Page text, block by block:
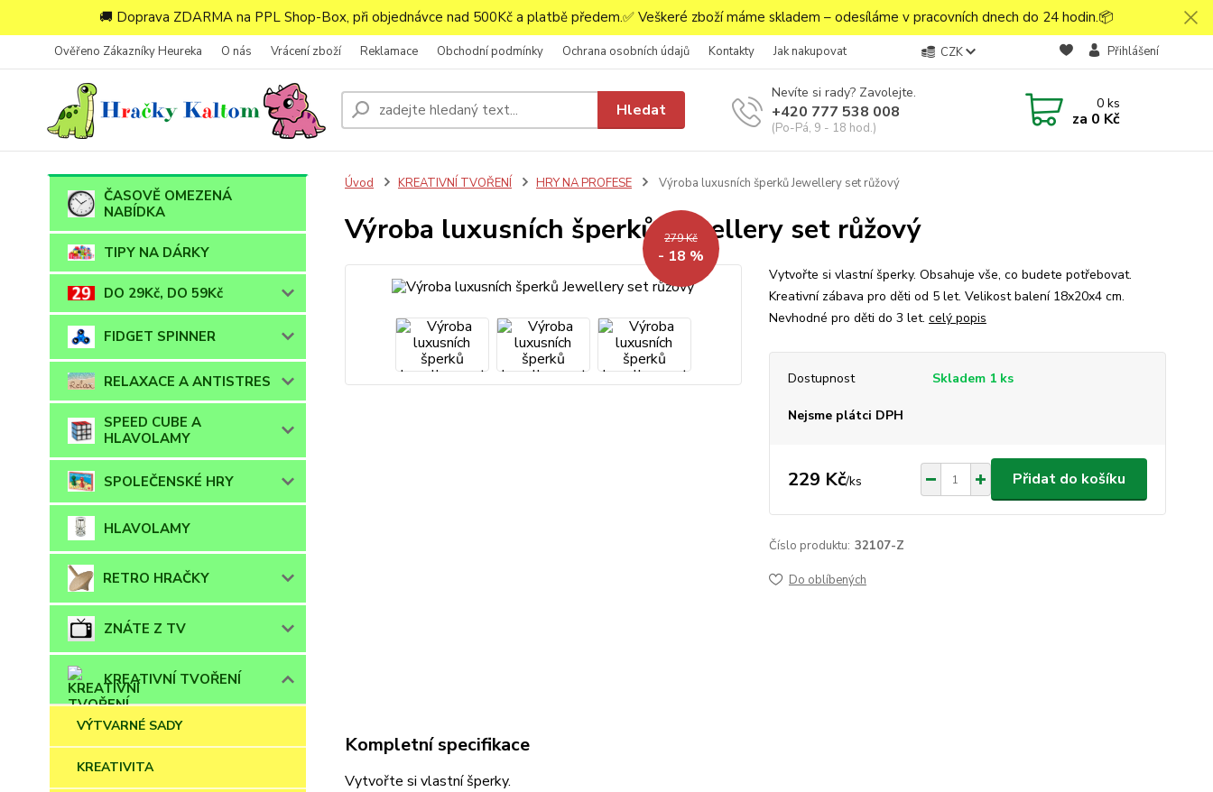
🚚 Doprava ZDARMA na PPL Shop-Box, při objednávce nad 500Kč a platbě předem.✅ Veškeré zboží máme skladem – odesíláme v pracovních dnech do 24 hodin.📦
Ověřeno Zákazníky Heureka O nás Vrácení zboží Reklamace Obchodní podmínky Ochrana osobních údajů Kontakty Jak nakupovat CZK Přihlášení
Hledat
Nevíte si rady? Zavolejte.
+420 777 538 008
(Po-Pá, 9 - 18 hod.)
0ks
za 0 Kč
ČASOVĚ OMEZENÁ
NABÍDKA
TIPY NA DÁRKY
DO 29Kč, DO 59Kč
FIDGET SPINNER
RELAXACE A ANTISTRES
SPEED CUBE A
HLAVOLAMY
SPOLEČENSKÉ HRY
HLAVOLAMY
RETRO HRAČKY
ZNÁTE Z TV
KREATIVNÍ TVOŘENÍ
VÝTVARNÉ SADY
KREATIVITA
Úvod KREATIVNÍ TVOŘENÍ HRY NA PROFESE Výroba luxusních šperků Jewellery set růžový
Výroba luxusních šperků Jewellery set růžový
279 Kč
- 18 %
Vytvořte si vlastní šperky. Obsahuje vše, co budete potřebovat.
Kreativní zábava pro děti od 5 let. Velikost balení 18x20x4 cm.
Nevhodné pro děti do 3 let. celý popis
Dostupnost Skladem 1 ks
Nejsme plátci DPH
229 Kč/ks Přidat do košíku
Číslo produktu: 32107-Z
Do oblíbených
Kompletní specifikace
Vytvořte si vlastní šperky.